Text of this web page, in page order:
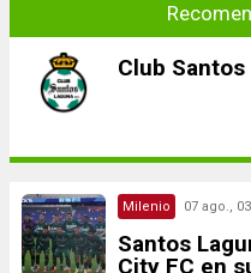
Club Santos
Milenio 07 ago.,
Santos
City FC en